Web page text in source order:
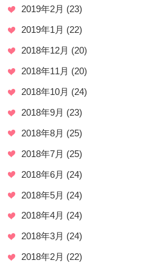
2019年2月 (23)
2019年1月 (22)
2018年12月 (20)
2018年11月 (20)
2018年10月 (24)
2018年9月 (23)
2018年8月 (25)
2018年7月 (25)
2018年6月 (24)
2018年5月 (24)
2018年4月 (24)
2018年3月 (24)
2018年2月 (22)